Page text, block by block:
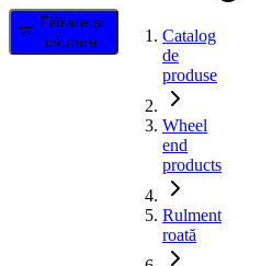
Filtrare și
căutare
Catalog
de
produse
Wheel
end
products
Rulment
roată